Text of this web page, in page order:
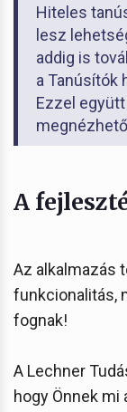
Hiteles
lesz
addig is
a Tanúsítók
Ezzel
A
Az alkalmazás
funkcionalitás,
fognak!
A Lechner
hogy Önnek mi